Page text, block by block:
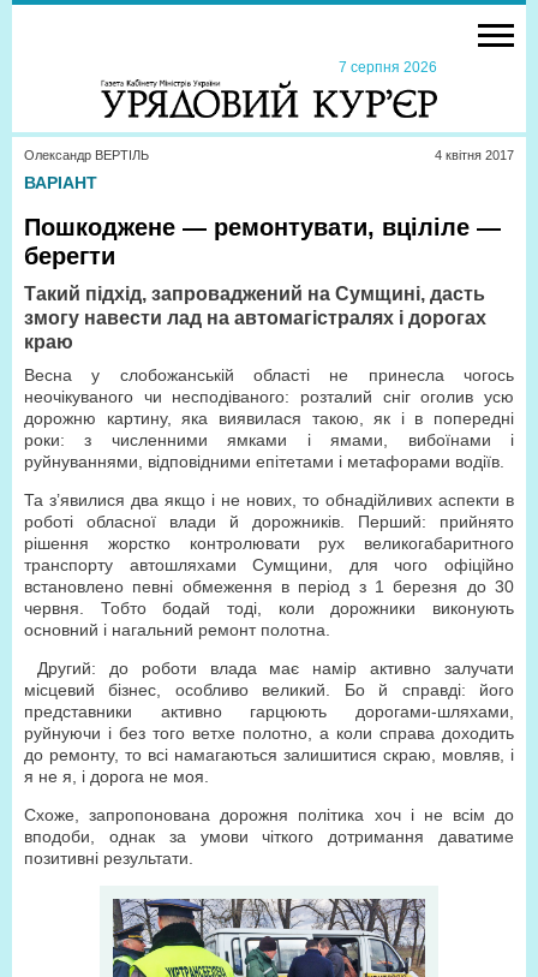
7 серпня 2026
Олександр ВЕРТІЛЬ 4 квiтня 2017
ВАРІАНТ
Пошкоджене — ремонтувати, вціліле —
берегти
Такий підхід, запроваджений на Сумщині, дасть
змогу навести лад на автомагістралях і дорогах
краю
Весна у слобожанській області не принесла чогось
неочікуваного чи несподіваного: розталий сніг оголив усю
дорожню картину, яка виявилася такою, як і в попередні
роки: з численними ямками і ямами, вибоїнами і
руйнуваннями, відповідними епітетами і метафорами водіїв.
Та з’явилися два якщо і не нових, то обнадійливих аспекти в
роботі обласної влади й дорожників. Перший: прийнято
рішення жорстко контролювати рух великогабаритного
транспорту автошляхами Сумщини, для чого офіційно
встановлено певні обмеження в період з 1 березня до 30
червня. Тобто бодай тоді, коли дорожники виконують
основний і нагальний ремонт полотна.
Другий: до роботи влада має намір активно залучати
місцевий бізнес, особливо великий. Бо й справді: його
представники активно гарцюють дорогами-шляхами,
руйнуючи і без того ветхе полотно, а коли справа доходить
до ремонту, то всі намагаються залишитися скраю, мовляв, і
я не я, і дорога не моя.
Схоже, запропонована дорожня політика хоч і не всім до
вподоби, однак за умови чіткого дотримання даватиме
позитивні результати.